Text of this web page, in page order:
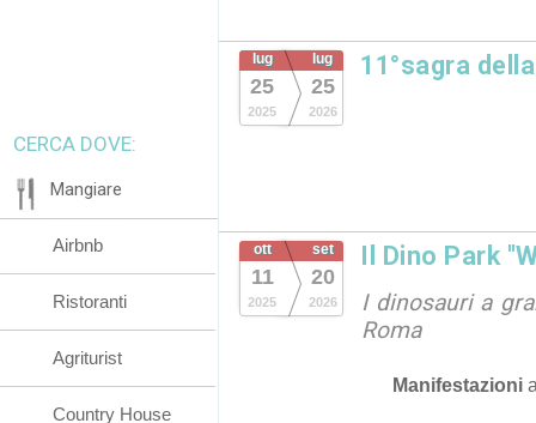
lug
25
2025
lug
25
2026
11°sagra
ott
11
2025
set
20
2026
Il Dino Park
I dinosauri a
Roma
Manifestazioni
CERCA DOVE:
Mangiare
Airbnb
Ristoranti
Agriturist
Country House